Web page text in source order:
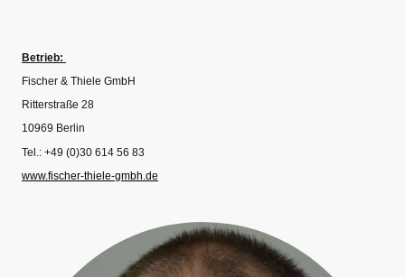
Betrieb:
Fischer & Thiele GmbH
Ritterstraße 28
10969 Berlin
Tel.: +49 (0)30 614 56 83
www.fischer-thiele-gmbh.de